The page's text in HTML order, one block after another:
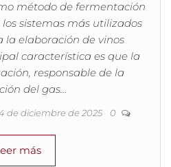
método de fermentación
sistemas más utilizados
la elaboración de vinos
característica es que la
responsable de la
del gas…
de diciembre de 2025 0
más